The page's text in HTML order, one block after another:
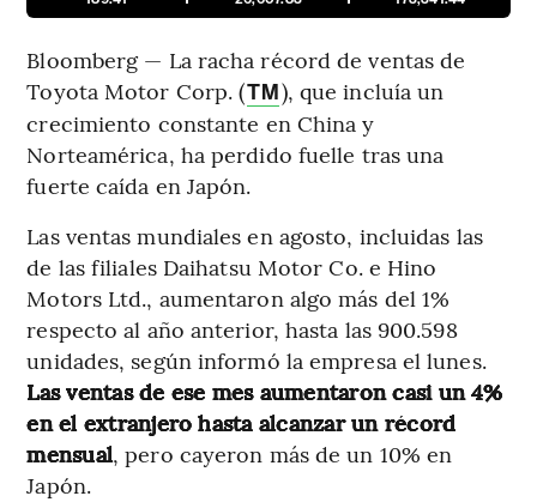
Bloomberg — La racha récord de ventas de
Toyota Motor Corp. (TM), que incluía un
crecimiento constante en China y
Norteamérica, ha perdido fuelle tras una
fuerte caída en Japón.
Las ventas mundiales en agosto, incluidas las
de las filiales Daihatsu Motor Co. e Hino
Motors Ltd., aumentaron algo más del 1%
respecto al año anterior, hasta las 900.598
unidades, según informó la empresa el lunes.
Las ventas de ese mes aumentaron casi un 4%
en el extranjero hasta alcanzar un récord
mensual, pero cayeron más de un 10% en
Japón.